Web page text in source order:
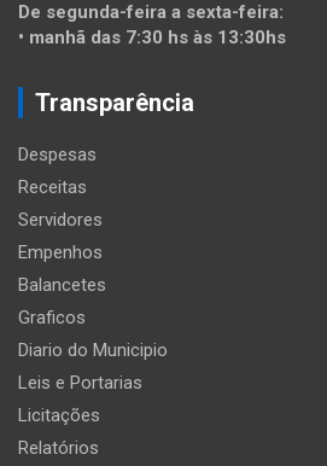
De segunda-feira a sexta-feira:
• manhã das 7:30 hs às 13:30hs
Transparência
Despesas
Receitas
Servidores
Empenhos
Balancetes
Graficos
Diario do Municipio
Leis e Portarias
Licitações
Relatórios